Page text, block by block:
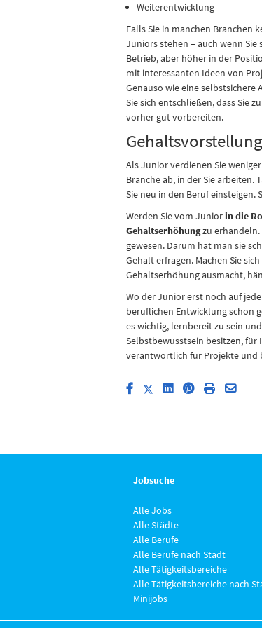
Weiterentwicklung
Falls Sie in manchen Branchen
Juniors stehen – auch wenn
Betrieb, aber höher in der
mit interessanten Ideen von
Genauso wie eine selbstsichere
Sie sich entschließen, dass Sie
vorher gut vorbereiten.
Als Junior verdienen Sie
Branche ab, in der Sie arbeiten.
Sie neu in den Beruf
Werden Sie vom Juniorin die
Gehaltserhöhungzu erhandeln.
gewesen. Darum hat man sie
Gehalt erfragen. Machen Sie
Gehaltserhöhung ausmacht,
Wo der Junior erst noch auf
beruflichen Entwicklung schon
es wichtig, lernbereit zu sein
Selbstbewusstsein besitzen, für
verantwortlich für Projekte und
Jobsuche
Alle Jobs
Alle Städte
Alle Berufe
Alle Berufe nach Stadt
Alle Tätigkeitsbereiche
Alle Tätigkeitsbereiche nach
Minijobs